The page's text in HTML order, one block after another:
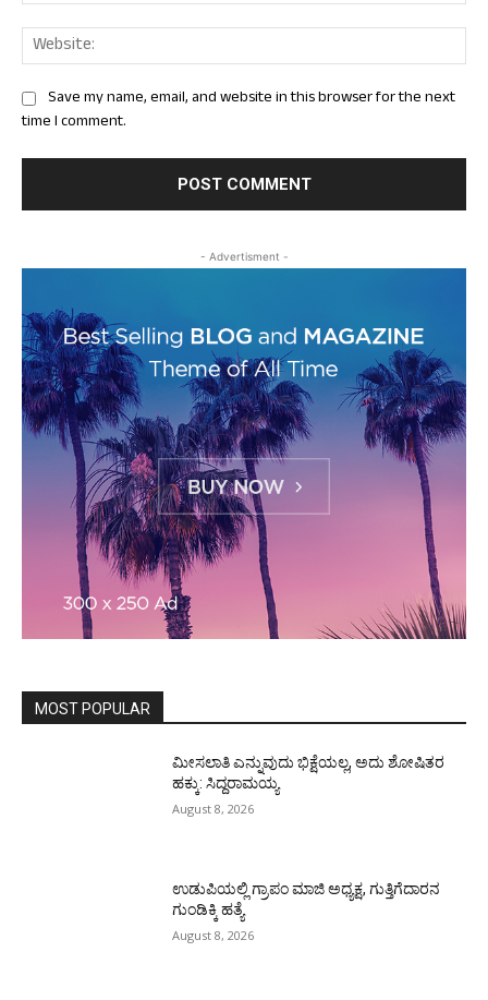
Save my name, email, and website in this browser for the next
time I comment.
- Advertisment -
MOST POPULAR
ಮೀಸಲಾತಿ ಎನ್ನುವುದು ಭಿಕ್ಷೆಯಲ್ಲ, ಅದು ಶೋಷಿತರ
ಹಕ್ಕು: ಸಿದ್ದರಾಮಯ್ಯ
August 8, 2026
ಉಡುಪಿಯಲ್ಲಿ ಗ್ರಾಪಂ ಮಾಜಿ ಅಧ್ಯಕ್ಷ, ಗುತ್ತಿಗೆದಾರನ
ಗುಂಡಿಕ್ಕಿ ಹತ್ಯೆ
August 8, 2026